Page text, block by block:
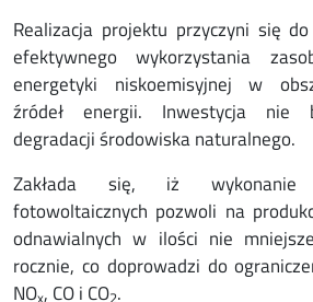
Realizacja projektu przyczyni się do
efektywnego wykorzystania
energetyki niskoemisyjnej w
źródeł energii. Inwestycja nie
degradacji środowiska naturalnego.
Zakłada się, iż wykonanie
fotowoltaicznych pozwoli na
odnawialnych w ilości nie
rocznie, co doprowadzi do
NOx, CO i CO2.